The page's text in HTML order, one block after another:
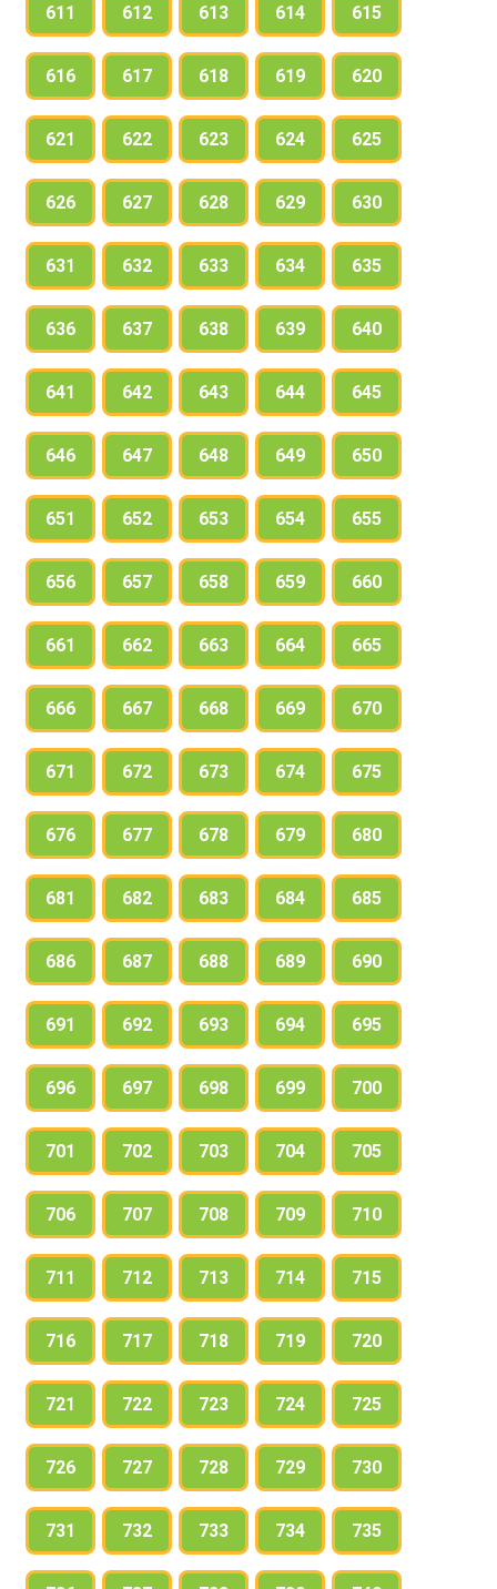
611 612 613 614 615
616 617 618 619 620
621 622 623 624 625
626 627 628 629 630
631 632 633 634 635
636 637 638 639 640
641 642 643 644 645
646 647 648 649 650
651 652 653 654 655
656 657 658 659 660
661 662 663 664 665
666 667 668 669 670
671 672 673 674 675
676 677 678 679 680
681 682 683 684 685
686 687 688 689 690
691 692 693 694 695
696 697 698 699 700
701 702 703 704 705
706 707 708 709 710
711 712 713 714 715
716 717 718 719 720
721 722 723 724 725
726 727 728 729 730
731 732 733 734 735